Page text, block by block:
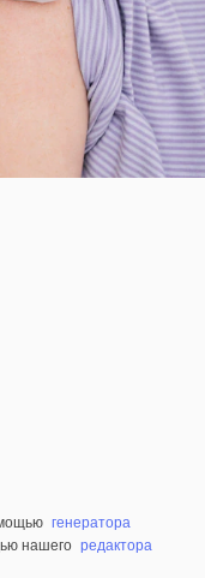
генератора
нашего редактора